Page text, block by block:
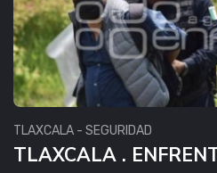
TLAXCALA - SEGURIDAD
TLAXCALA .